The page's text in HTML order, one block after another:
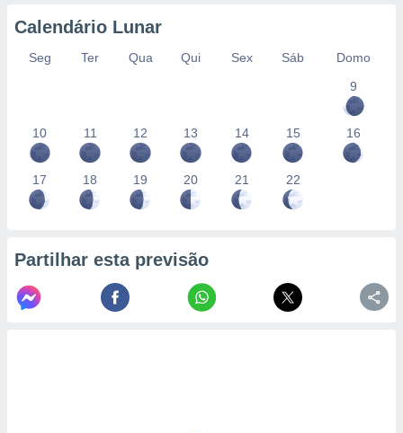
Calendário Lunar
Seg Ter Qua Qui Sex Sáb
Domo
9
10 11 12 13 14 15 16
17 18 19 20 21 22
Partilhar esta previsão